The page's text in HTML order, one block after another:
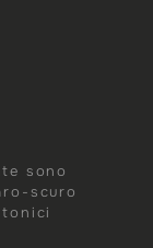
sono
scuro